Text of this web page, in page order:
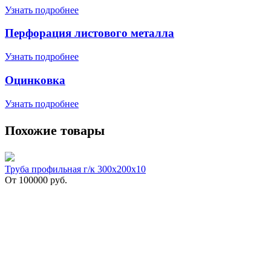
Узнать подробнее
Перфорация листового металла
Узнать подробнее
Оцинковка
Узнать подробнее
Похожие товары
Труба профильная г/к 300х200х10
От 100000 руб.